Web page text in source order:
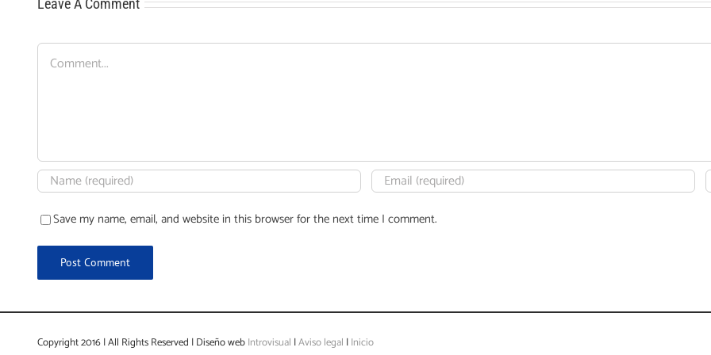
Leave A Comment
Comment
Save my name, email, and website in this browser for the next time I comment.
Copyright 2016 | All Rights Reserved | Diseño webIntrovisual |Aviso legal |Inicio